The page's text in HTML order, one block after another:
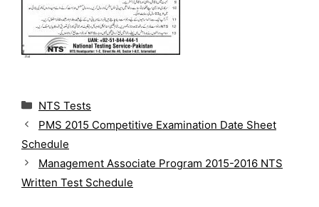
C
t
e
g
o
r
NTS Tests
PMS 2015 Competitive Examination Date Sheet
Schedule
Management Associate Program 2015-2016 NTS
Written Test Schedule